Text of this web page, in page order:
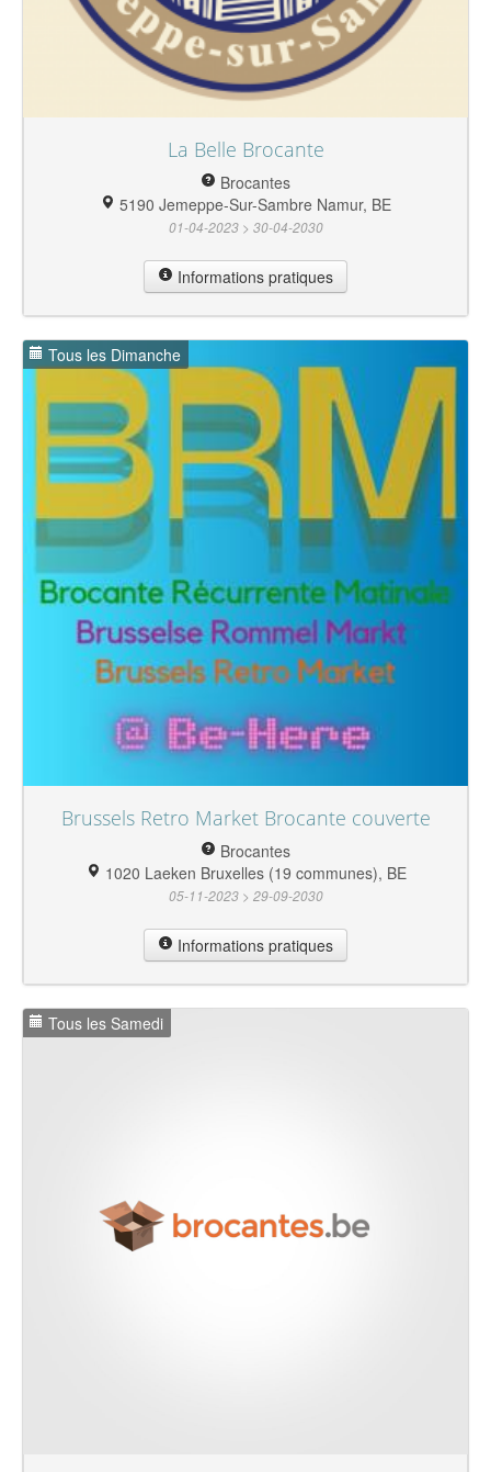
La Belle Brocante
Brocantes
5190 Jemeppe-Sur-Sambre Namur, BE
01-04-2023 > 30-04-2030
Informations pratiques
Tous les Dimanche
Brussels Retro Market Brocante couverte
Brocantes
1020 Laeken Bruxelles (19 communes), BE
05-11-2023 > 29-09-2030
Informations pratiques
Tous les Samedi